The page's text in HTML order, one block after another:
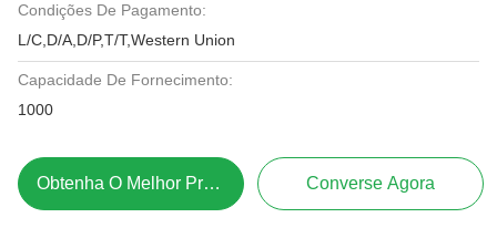
Condições De Pagamento:
L/C,D/A,D/P,T/T,Western Union
Capacidade De Fornecimento:
1000
Obtenha O Melhor Preço Converse Agora